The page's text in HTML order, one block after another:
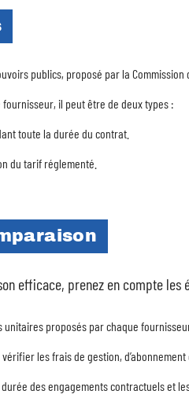
publics, proposé par la Commission
il peut être de deux types :
toute la durée du contrat.
du tarif réglementé.
efficace, prenez en compte les
unitaires proposés par chaque
les frais de gestion,
des engagements contractuels et